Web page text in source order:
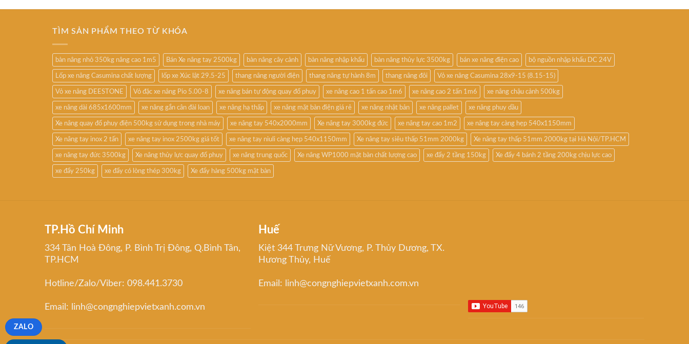
TÌM SẢN PHẨM THEO TỪ KHÓA
bàn nâng nhỏ 350kg nâng cao 1m5 Bán Xe nâng tay 2500kg bàn nâng cây cảnh bàn nâng nhập khẩu bàn nâng thủy lực 3500kg bán xe nâng điện cao bộ nguồn nhập khẩu DC 24V
Lốp xe nâng Casumina chất lượng lốp xe Xúc lật 29.5-25 thang nâng người điện thang nâng tự hành 8m thang nâng đôi Vỏ xe nâng Casumina 28x9-15 (8.15-15)
Vỏ xe nâng DEESTONE Vỏ đặc xe nâng Pio 5.00-8 xe nâng bán tự động quay đổ phuy xe nâng cao 1 tấn cao 1m6 xe nâng cao 2 tấn 1m6 xe nâng chậu cảnh 500kg
xe nâng dài 685x1600mm xe nâng gắn cân đài loan xe nâng hạ thấp xe nâng mặt bàn điện giá rẻ xe nâng nhật bản xe nâng pallet xe nâng phuy dầu
Xe nâng quay đổ phuy điện 500kg sử dụng trong nhà máy xe nâng tay 540x2000mm Xe nâng tay 3000kg đức xe nâng tay cao 1m2 xe nâng tay càng hẹp 540x1150mm
Xe nâng tay inox 2 tấn xe nâng tay inox 2500kg giá tốt xe nâng tay niuli càng hẹp 540x1150mm Xe nâng tay siêu thấp 51mm 2000kg Xe nâng tay thấp 51mm 2000kg tại Hà Nội/TP.HCM
xe nâng tay đức 3500kg Xe nâng thủy lực quay đổ phuy xe nâng trung quốc Xe nâng WP1000 mặt bàn chất lượng cao xe đẩy 2 tầng 150kg Xe đẩy 4 bánh 2 tầng 200kg chịu lực cao
xe đẩy 250kg xe đẩy có lòng thép 300kg Xe đẩy hàng 500kg mặt bàn
TP.Hồ Chí Minh
334 Tân Hoà Đông, P. Bình Trị Đông, Q.Bình Tân,
TP.HCM
Hotline/Zalo/Viber: 098.441.3730
Email: linh@congnghiepvietxanh.com.vn
Huế
Kiệt 344 Trưng Nữ Vương, P. Thủy Dương, TX.
Hương Thủy, Huế
Email: linh@congnghiepvietxanh.com.vn
ZALO